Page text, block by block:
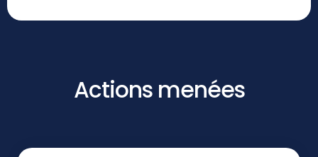
Actions menées